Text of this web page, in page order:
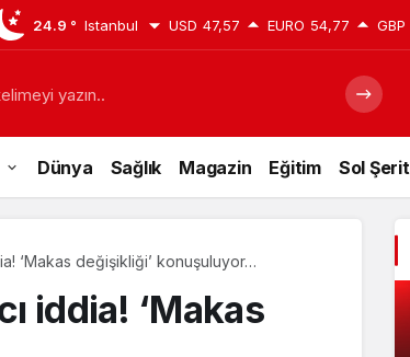
24.9 ° Istanbul USD 47,57 EURO 54,77 GBP
yazın..
Dünya Sağlık Magazin Eğitim Sol Şerit
‘Makas değişikliği’ konuşuluyor…
iddia! ‘Makas